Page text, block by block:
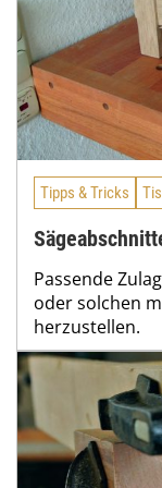
Tipps & Tricks
Passende
oder solchen
herzustellen.